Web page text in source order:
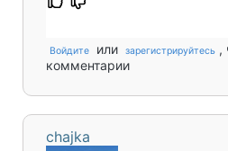
Войдите или зарегистрируйтесь ,
комментарии
chajka